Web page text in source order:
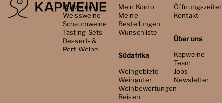
Rotweine
Weissweine
Schaumweine
Tasting-Sets
Dessert- &
Port-Weine
Mein Konto
Meine
Bestellungen
Wunschliste
Südafrika
Weingebiete
Weingüter
Weinbewertungen
Reisen
Kontakt
Über uns
Kapweine
Team
Jobs
Newsletter